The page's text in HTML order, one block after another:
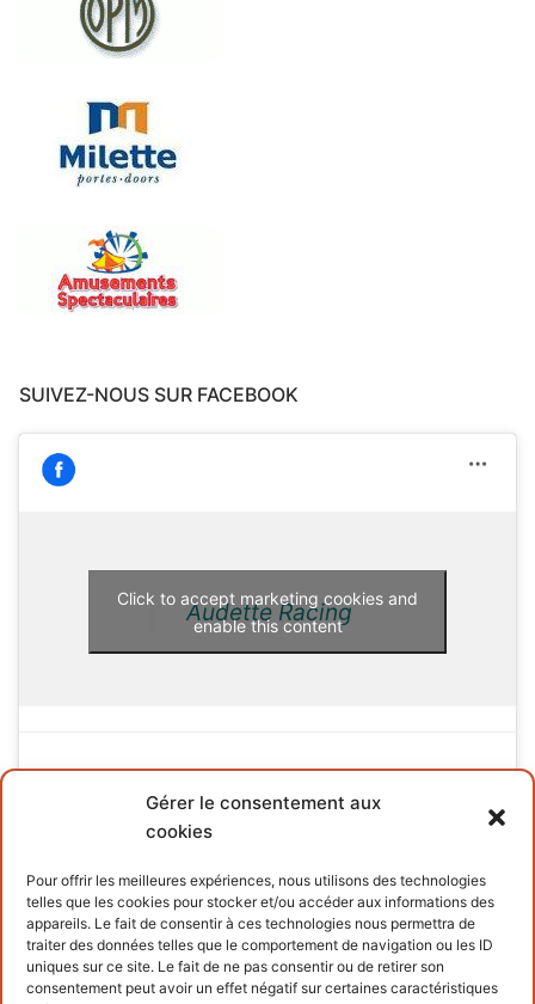
Gérer le consentement aux
cookies
Pour offrir les meilleures expériences, nous utilisons des technologies
telles que les cookies pour stocker et/ou accéder aux informations des
appareils. Le fait de consentir à ces technologies nous permettra de
traiter des données telles que le comportement de navigation ou les ID
uniques sur ce site. Le fait de ne pas consentir ou de retirer son
consentement peut avoir un effet négatif sur certaines caractéristiques
SUIVEZ-NOUS SUR FACEBOOK
Audette Racing
Click to accept marketing cookies and
enable this content
INFORMATIONS
Terms and conditions
Cookies policy